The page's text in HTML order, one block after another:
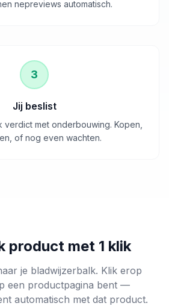
nepreviews automatisch.
3
Jij beslist
met onderbouwing. Kopen,
of nog even wachten.
product met 1 klik
je bladwijzerbalk. Klik erop
een productpagina bent —
automatisch met dat product.